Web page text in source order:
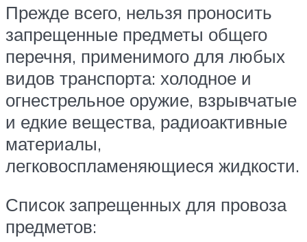
Прежде всего, нельзя проносить
запрещенные предметы общего
перечня, применимого для любых
видов транспорта: холодное и
огнестрельное оружие, взрывчатые
и едкие вещества, радиоактивные
материалы,
легковоспламеняющиеся жидкости.
Список запрещенных для провоза
предметов: